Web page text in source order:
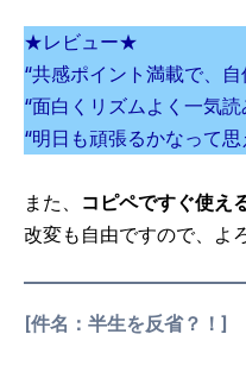
★レビュー★
“共感ポイント満載で、
“面白くリズムよく一気読
“明日も頑張るかなって
また、 コピペですぐ使え
改変も自由ですので、よ
[件名：半生を反省？！]